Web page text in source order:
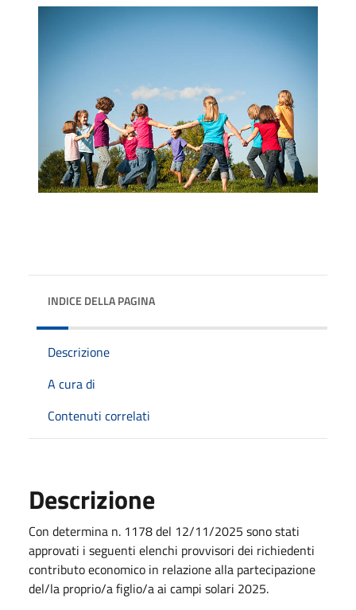
INDICE DELLA PAGINA
Descrizione
A cura di
Contenuti correlati
Descrizione
Con determina n. 1178 del 12/11/2025 sono stati
approvati i seguenti elenchi provvisori dei richiedenti
contributo economico in relazione alla partecipazione
del/la proprio/a figlio/a ai campi solari 2025.